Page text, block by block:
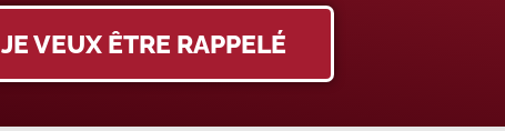
JE VEUX ÊTRE RAPPELÉ